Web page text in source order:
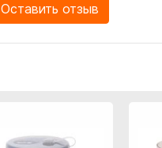
Оставить отзыв